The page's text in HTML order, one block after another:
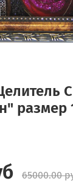
размер
65000.00